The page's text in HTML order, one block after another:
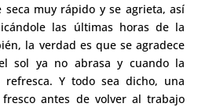
seca muy rápido y se agrieta, así
las últimas horas de la
la verdad es que se agradece
sol ya no abrasa y cuando la
Y todo sea dicho, una
antes de volver al trabajo